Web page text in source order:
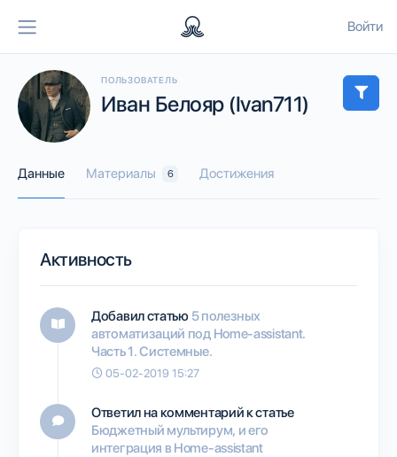
Войти
ПОЛЬЗОВАТЕЛЬ
Иван Белояр (Ivan711)
Данные Материалы 6 Достижения
Активность
Добавил статью 5 полезных
автоматизаций под Home-assistant.
Часть 1. Системные.
05-02-2019 15:27
Ответил на комментарий к статье
Бюджетный мультирум, и его
интеграция в Home-assistant